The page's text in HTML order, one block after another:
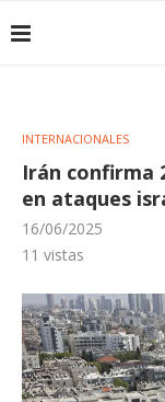
INTERNACIONALES
Irán confirma
en ataques
16/06/2025
11 vistas